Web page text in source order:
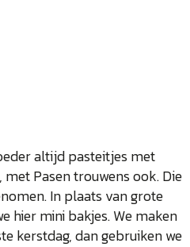
altijd pasteitjes met
Pasen trouwens ook. Die
In plaats van grote
hier mini bakjes. We maken
kerstdag, dan gebruiken we